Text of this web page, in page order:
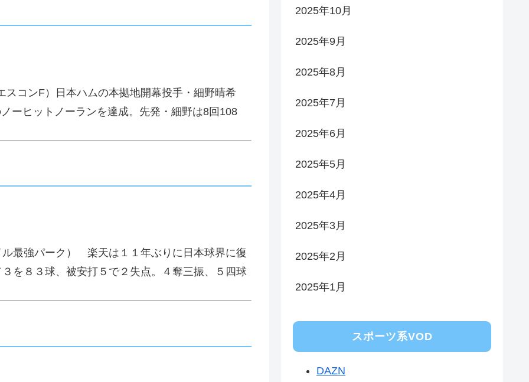
ンF）日本ハムの本拠地開幕投手・細野晴希
ーヒットノーランを達成。先発・細野は8回108
最強パーク） 楽天は１１年ぶりに日本球界に復
を８３球、被安打５で２失点。４奪三振、５四球
2025年10月
2025年9月
2025年8月
2025年7月
2025年6月
2025年5月
2025年4月
2025年3月
2025年2月
2025年1月
スポーツ系VOD
DAZN